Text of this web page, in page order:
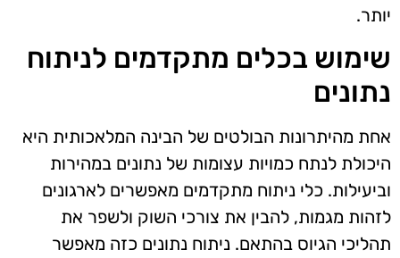
יותר.
שימוש בכלים מתקדמים לניתוח
נתונים
אחת מהיתרונות הבולטים של הבינה המלאכותית היא
היכולת לנתח כמויות עצומות של נתונים במהירות
וביעילות. כלי ניתוח מתקדמים מאפשרים לארגונים
לזהות מגמות, להבין את צורכי השוק ולשפר את
תהליכי הגיוס בהתאם. ניתוח נתונים כזה מאפשר